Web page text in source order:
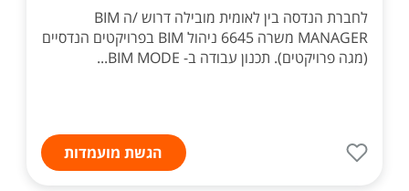
לחברת הנדסה בין לאומית מובילה דרוש /ה BIM
MANAGER משרה 6645 ניהול BIM בפרויקטים הנדסיים
(מגה פרויקטים). תכנון עבודה ב- BIM MODE...
הגשת מועמדות